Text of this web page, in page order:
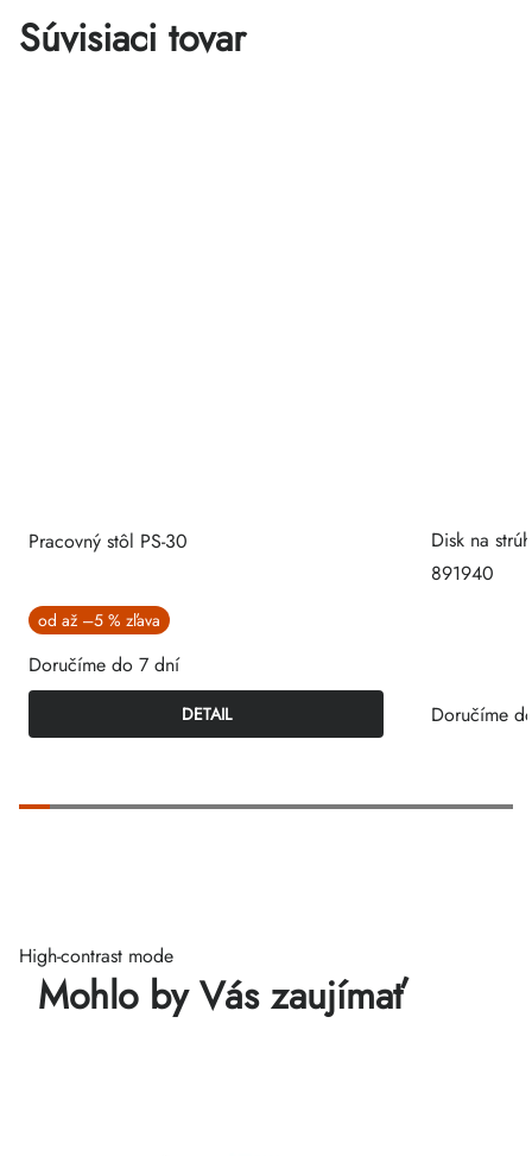
Súvisiaci tovar
Pracovný stôl PS-30
od až –5 %
Doručíme do 7 dní
DETAIL
Disk na
891940
Doručíme
High-contrast mode
Mohlo by Vás zaujímať